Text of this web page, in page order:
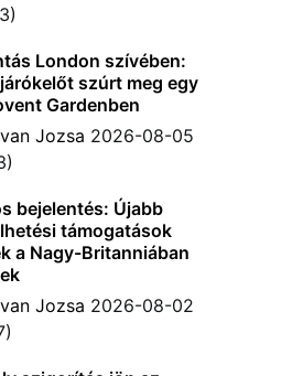
London szívében:
szúrt meg egy
Gardenben
Jozsa 2026-08-05
bejelentés: Újabb
támogatások
a Nagy-Britanniában
Jozsa 2026-08-02